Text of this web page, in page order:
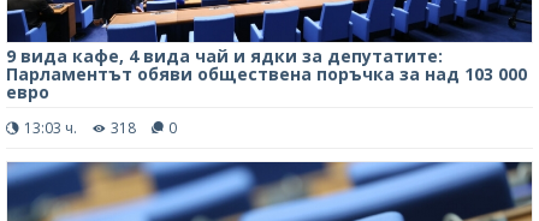
9 вида кафе, 4 вида чай и ядки за депутатите:
Парламентът обяви обществена поръчка за над 103 000
евро
13:03 ч. 318 0